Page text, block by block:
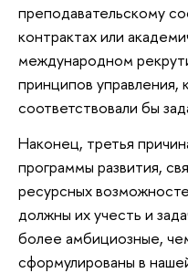
преподавательскому
контрактах или
международном
принципов
соответствовали бы
Наконец, третья
программы развития,
ресурсных
должны их учесть и
более амбициозные,
сформулированы в